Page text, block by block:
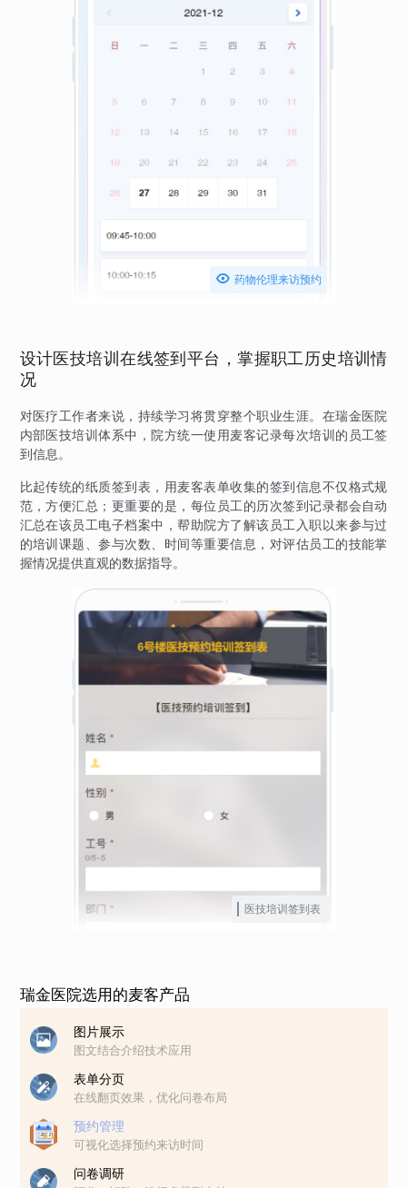
 药物伦理来访预约
设计医技培训在线签到平台，掌握职工历史培训情
况
对医疗工作者来说，持续学习将贯穿整个职业生涯。在瑞金医院
内部医技培训体系中，院方统一使用麦客记录每次培训的员工签
到信息。
比起传统的纸质签到表，用麦客表单收集的签到信息不仅格式规
范，方便汇总；更重要的是，每位员工的历次签到记录都会自动
汇总在该员工电子档案中，帮助院方了解该员工入职以来参与过
的培训课题、参与次数、时间等重要信息，对评估员工的技能掌
握情况提供直观的数据指导。
医技培训签到表
瑞金医院选用的麦客产品
图片展示
图文结合介绍技术应用
表单分页
在线翻页效果，优化问卷布局
预约管理
可视化选择预约来访时间
问卷调研